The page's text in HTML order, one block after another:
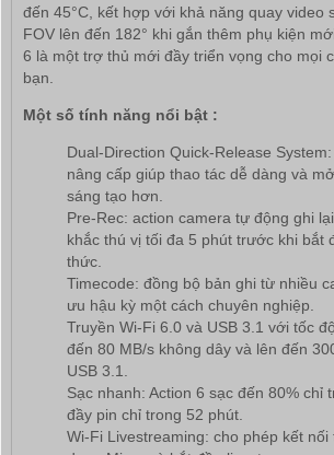
đến 45°C, kết hợp với khả năng quay video
FOV lên đến 182° khi gắn thêm phụ kiện
6 là một trợ thủ mới đầy triển vọng cho mọi
bạn.
Một số tính năng nổi bật :
Dual-Direction Quick-Release
nâng cấp giúp thao tác dễ dàng và
sáng tạo hơn.
Pre-Rec: action camera tự động ghi
khắc thú vị tối đa 5 phút trước khi bắt
thức.
Timecode: đồng bộ bản ghi từ nhiều
ưu hậu kỳ một cách chuyên nghiệp.
Truyền Wi-Fi 6.0 và USB 3.1 với tốc
đến 80 MB/s không dây và lên đến
USB 3.1.
Sạc nhanh: Action 6 sạc đến 80% chỉ
đầy pin chỉ trong 52 phút.
Wi-Fi Livestreaming: cho phép kết nối